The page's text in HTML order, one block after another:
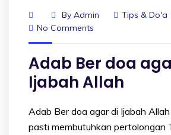
By Admin
Tips & Do'a
No Comments
Adab Ber doa
Ijabah Allah
Adab Ber doa agar di Ijabah
pasti membutuhkan pertolongan